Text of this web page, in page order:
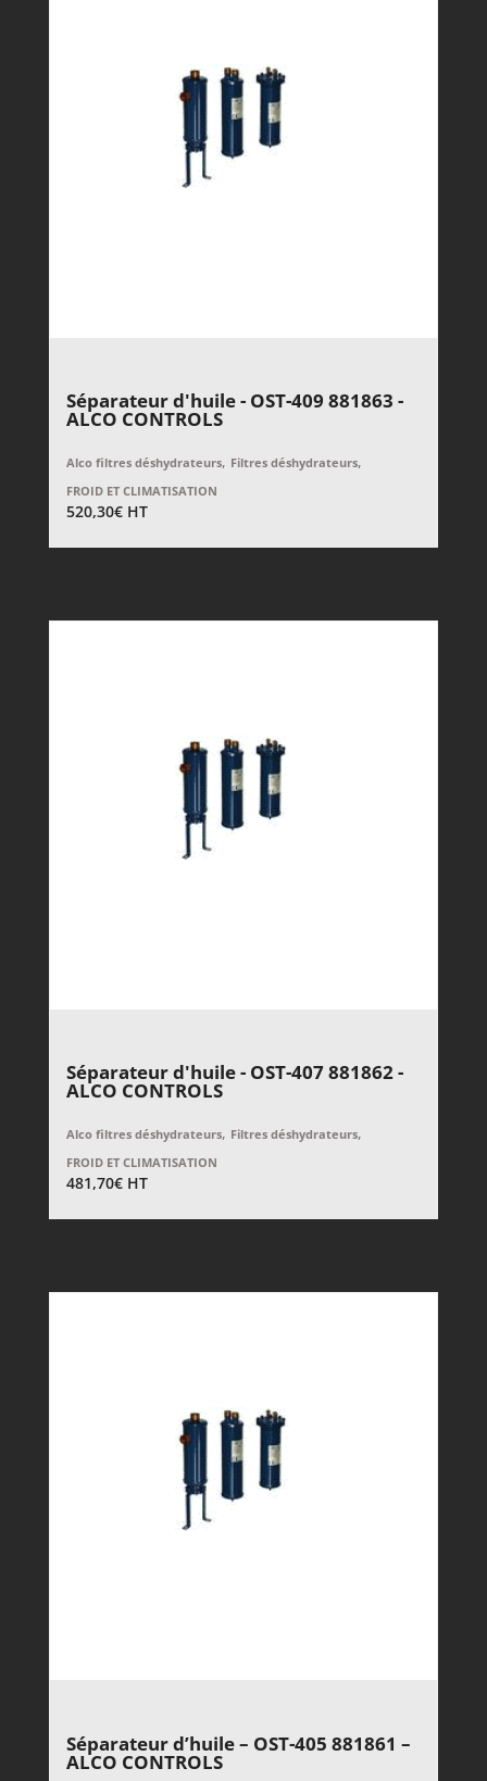
Séparateur d'huile - OST-409 881863 -
ALCO CONTROLS
Alco filtres déshydrateurs, Filtres déshydrateurs,
FROID ET CLIMATISATION
520,30€ HT
Séparateur d'huile - OST-407 881862 -
ALCO CONTROLS
Alco filtres déshydrateurs, Filtres déshydrateurs,
FROID ET CLIMATISATION
481,70€ HT
Séparateur d’huile – OST-405 881861 –
ALCO CONTROLS